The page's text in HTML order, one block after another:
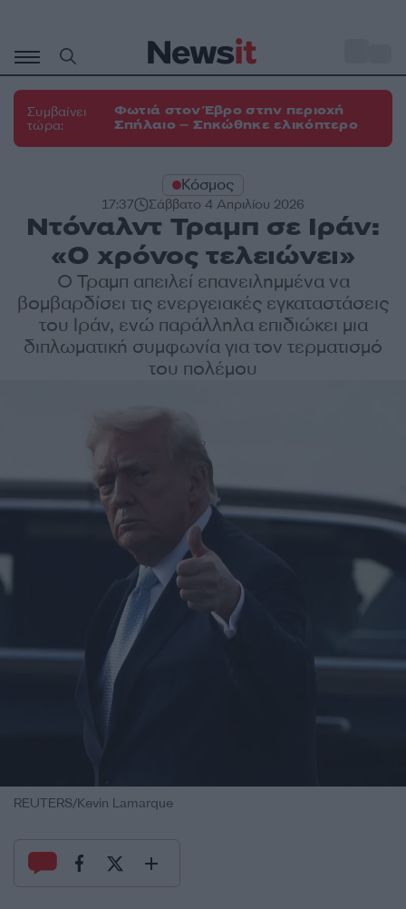
περιεχόμενο
Συμβαίνει
τώρα:
Φωτιά στον Έβρο στην περιοχή
Σπήλαιο – Σηκώθηκε ελικόπτερο
Κόσμος
17:37 Σάββατο 4 Απριλίου 2026
Ντόναλντ Τραμπ σε Ιράν:
«Ο χρόνος τελειώνει»
Ο Τραμπ απειλεί επανειλημμένα να
βομβαρδίσει τις ενεργειακές εγκαταστάσεις
του Ιράν, ενώ παράλληλα επιδιώκει μια
διπλωματική συμφωνία για τον τερματισμό
του πολέμου
REUTERS/Kevin Lamarque